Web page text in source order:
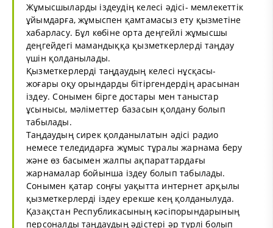
Жұмысшыларды іздеудің келесі әдісі- мемлекеттік
ұйымдарға, жұмыспен қамтамасыз ету қызметіне
хабарласу. Бұл көбіне орта деңгейлі жұмысшы
деңгейдегі мамандыққа қызметкерлерді таңдау
үшін қолданылады.
Қызметкерлерді таңдаудың келесі нұсқасы-
жоғары оқу орындарды бітіргендердің арасынан
іздеу. Сонымен бірге достары мен таныстар
ұсынысы, мәліметтер базасын қолдану болып
табылады.
Таңдаудың сирек қолданылатын әдісі радио
немесе теледидарға жұмыс тұралы жарнама беру
және өз басымен жалпы ақпараттардағы
жарнамалар бойынша іздеу болып табылады.
Сонымен қатар соңғы уақытта интернет арқылы
қызметкерлерді іздеу ерекше кең қолданылуда.
Қазақстан Республикасының кәсіпорындарының
персоналды таңдаудың әдістері әр түрлі болып